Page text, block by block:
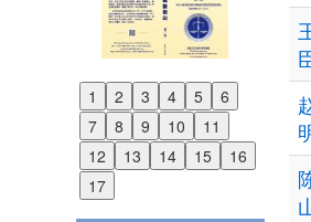
1 2 3 4 5
6
7
8 9 10
11
12
13 14 15
16
17
Previous
Next